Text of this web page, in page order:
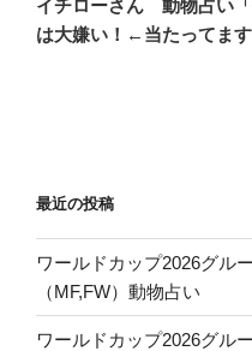
シ
投
イチローさん 動物占い
は大嫌い！←当たってます
最近の投稿
ワールドカップ2026グル
（MF,FW）動物占い
ワールドカップ2026グル